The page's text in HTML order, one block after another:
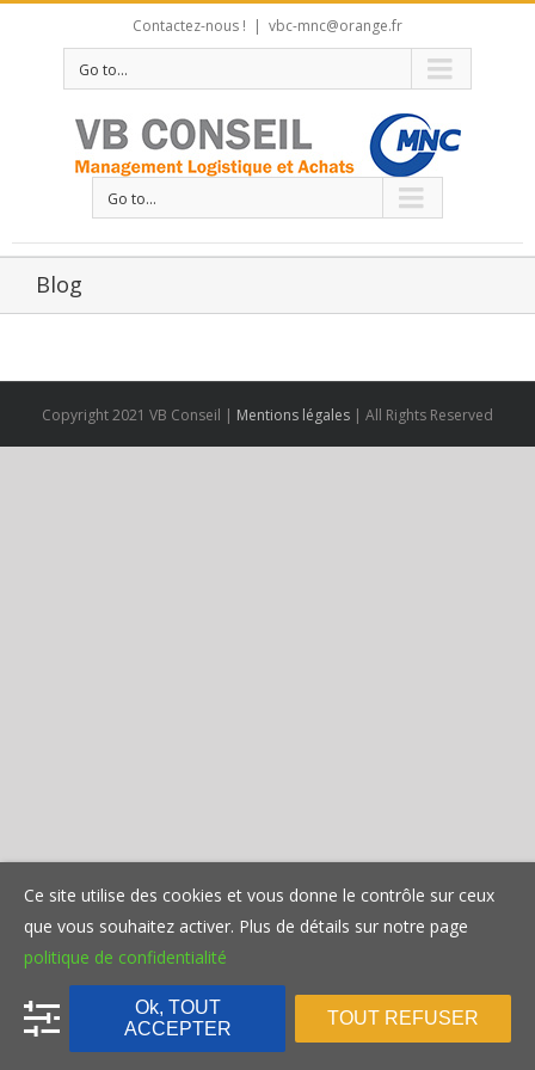
Contactez-nous ! | vbc-mnc@orange.fr
Go to...
Go to...
Blog
Copyright 2021 VB Conseil | Mentions légales | All Rights Reserved
Ce site utilise des cookies et vous donne le contrôle sur ceux
que vous souhaitez activer. Plus de détails sur notre page
politique de confidentialité
Ok, TOUT
ACCEPTER
TOUT REFUSER